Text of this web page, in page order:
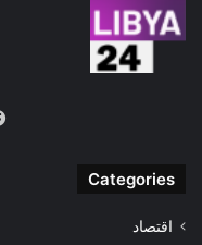
Categories
اقتصاد